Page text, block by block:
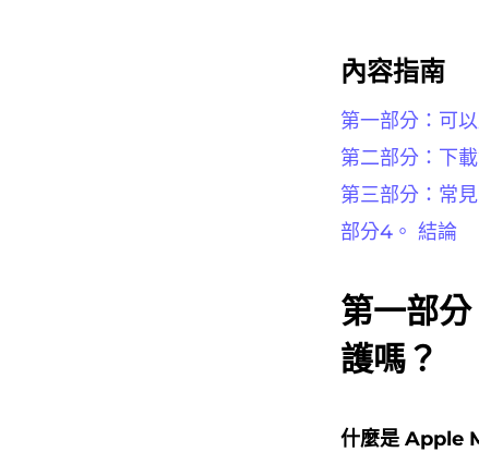
內容指南
第一部分：可
第二部分：下
第三部分：常
部分4。 結論
第一部
護嗎？
什麼是 Apple